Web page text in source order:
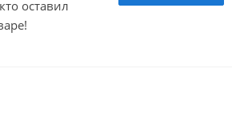
оставил